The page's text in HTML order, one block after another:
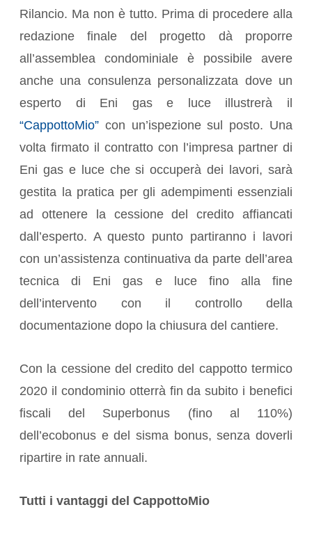
Rilancio. Ma non è tutto. Prima di procedere alla
redazione finale del progetto dà proporre
all’assemblea condominiale è possibile avere
anche una consulenza personalizzata dove un
esperto di Eni gas e luce illustrerà il
“CappottoMio” con un’ispezione sul posto. Una
volta firmato il contratto con l’impresa partner di
Eni gas e luce che si occuperà dei lavori, sarà
gestita la pratica per gli adempimenti essenziali
ad ottenere la cessione del credito affiancati
dall’esperto. A questo punto partiranno i lavori
con un’assistenza continuativa da parte dell’area
tecnica di Eni gas e luce fino alla fine
dell’intervento con il controllo della
documentazione dopo la chiusura del cantiere.
Con la cessione del credito del cappotto termico
2020 il condominio otterrà fin da subito i benefici
fiscali del Superbonus (fino al 110%)
dell’ecobonus e del sisma bonus, senza doverli
ripartire in rate annuali.
Tutti i vantaggi del CappottoMio